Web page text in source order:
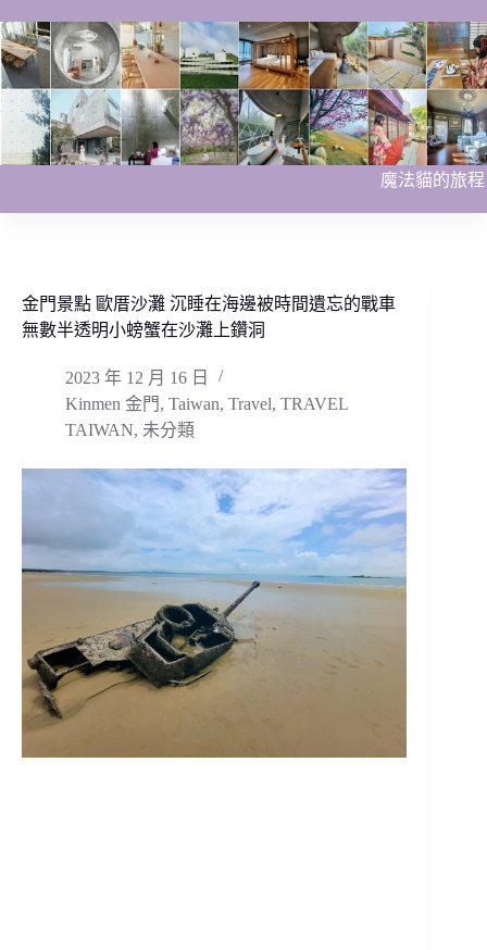
至
主
要
內
容
魔法貓的旅程
金門景點 歐厝沙灘 沉睡在海邊被時間遺忘的戰車
無數半透明小螃蟹在沙灘上鑽洞
2023 年 12 月 16 日
Kinmen 金門, Taiwan, Travel, TRAVEL
TAIWAN, 未分類